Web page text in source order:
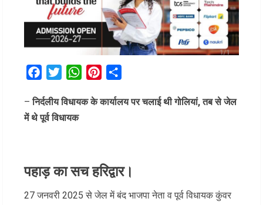
FacebookTwitterWhatsAppPinterest
–निर्दलीय विधायक के कार्यालय पर चलाई थी गोलियां, तब से जेल
में थे पूर्व विधायक
पहाड़ का सच हरिद्वार।
27 जनवरी 2025 से जेल में बंद भाजपा नेता व पूर्व विधायक कुंवर